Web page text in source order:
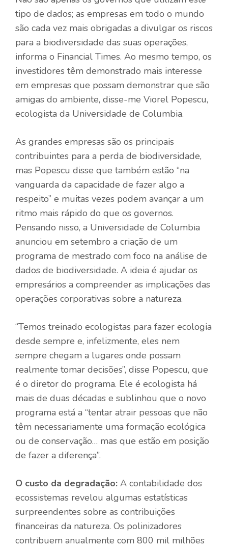
tipo de dados; as empresas em todo o mundo
são cada vez mais obrigadas a divulgar os riscos
para a biodiversidade das suas operações,
informa o Financial Times. Ao mesmo tempo, os
investidores têm demonstrado mais interesse
em empresas que possam demonstrar que são
amigas do ambiente, disse-me Viorel Popescu,
ecologista da Universidade de Columbia.
As grandes empresas são os principais
contribuintes para a perda de biodiversidade,
mas Popescu disse que também estão “na
vanguarda da capacidade de fazer algo a
respeito” e muitas vezes podem avançar a um
ritmo mais rápido do que os governos.
Pensando nisso, a Universidade de Columbia
anunciou em setembro a criação de um
programa de mestrado com foco na análise de
dados de biodiversidade. A ideia é ajudar os
empresários a compreender as implicações das
operações corporativas sobre a natureza.
“Temos treinado ecologistas para fazer ecologia
desde sempre e, infelizmente, eles nem
sempre chegam a lugares onde possam
realmente tomar decisões”, disse Popescu, que
é o diretor do programa. Ele é ecologista há
mais de duas décadas e sublinhou que o novo
programa está a “tentar atrair pessoas que não
têm necessariamente uma formação ecológica
ou de conservação… mas que estão em posição
de fazer a diferença”.
O custo da degradação: A contabilidade dos
ecossistemas revelou algumas estatísticas
surpreendentes sobre as contribuições
financeiras da natureza. Os polinizadores
contribuem anualmente com 800 mil milhões